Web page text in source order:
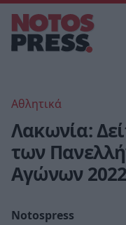
Αθλητικά
Λακωνία:
των
Αγώνων
Notospress